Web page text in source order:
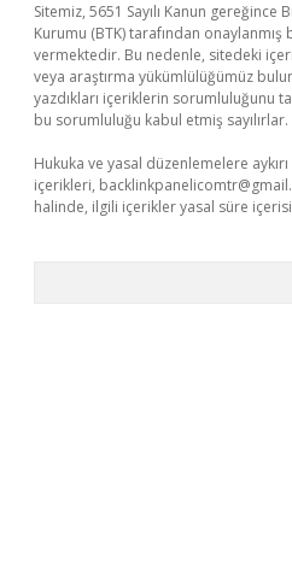
Sitemiz, 5651 Sayılı Kanun
Kurumu (BTK) tarafından onaylanmış
vermektedir. Bu nedenle, sitedeki
veya araştırma yükümlülüğümüz
yazdıkları içeriklerin sorumluluğunu
bu sorumluluğu kabul etmiş sayılırlar.
Hukuka ve yasal düzenlemelere
içerikleri,
halinde, ilgili içerikler yasal süre